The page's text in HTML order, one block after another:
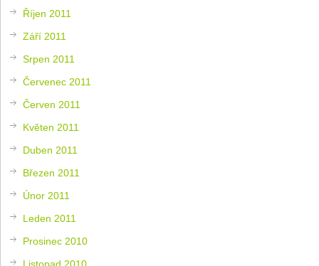
Říjen 2011
Září 2011
Srpen 2011
Červenec 2011
Červen 2011
Květen 2011
Duben 2011
Březen 2011
Únor 2011
Leden 2011
Prosinec 2010